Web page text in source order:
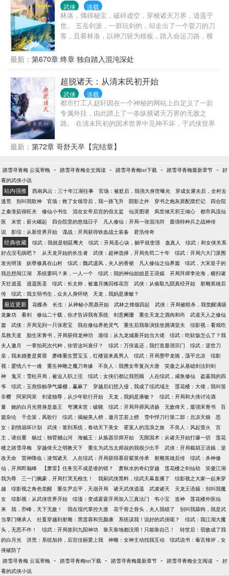
武侠 连载
林洛，偶得秘宝，破碎虚空，穿梭诸天万界，逍遥于
世。 五岳剑派，一群玩剑的，却走出了一个耍刀的刀
客，且看林洛，以神刀斩为模板，踏入命运刀路，横
怪，我自当一刀斩之。
最新： 第670章 终章 独自踏入混沌深处
超脱诸天：从清末民初开始
武侠 连载
都市打工人赵轩因在一个神秘的网站上自定义了一款
专属外挂，由此踏上了一条纵横诸天万界的无敌之
路。 在清末民初的国术世界中见神不坏，于武侠世界
世界中证道圣人……
最新： 第72章 哥舒天卒【完结章】
踏雪寻青梅 云笺寄晚 - 踏雪寻青梅全文阅读 - 踏雪寻青梅txt下载 - 踏雪寻青梅最新章节 - 好
看的武侠小说
站内强推 西南风云：三十年江湖往事 官场：被贬后，我强大身世曝光
穿成女屠夫后，全村去
逃荒
别叫我歌神 官场：救了女领导后，我一路飞升 阴影之外 穿书之炮灰原配摆烂记
四合院
之秦淮茹很旺夫
修仙小书生 混在女帝后宫的假太监 仙灵图谱 凤世倾天邪王倾心
都市风流仙
医
末世：薪火崛起 四合院里的悠哉日子 凡人修仙：开局一张混沌符
最强特种兵之战神传
说
影综：从新世界开始 谍战：开局获得铁血战士装备 君浩传奇
经典收藏 综武：我就是朝廷鹰犬 综武：开局圣心诀，躺平就变强 蛊真人
综武：和女侠关系
好点没毛病吧？
从天龙开始的长生者 武侠：超神选择，开局先苟二十年
综武：开局六大门派围
攻光明顶
妖孽修真在山村 综武：魏武遗风，夫人的香裙 凡人修仙之仙界篇
综武，大宋皇子的
我总想闯江湖
系统要吗？来，一人一个 综武：我的神仙姐姐是王语嫣
开局拜师李沧海，横扫诸
天壮逍遥
逍遥医圣 综武：长太帅，被邀月擒回移花宫 武侠：从偷取九阴真经开始
射雕英雄后
传
综武：我文弱书生，众夫人身怀绝 天龙，我妈是康敏？
最近更新 花蝶杀 长生：从神秘小黑鼎开始 武林之烽烟四起
武侠：开局被暗杀，我觉醒满级
龙象功
看剑 修仙二十载，你才告诉我有系统 剑意阑珊 重生天龙之酒肉和尚
武道天人之修仙
篇
武侠：开局见到一只张君宝 我在修仙界抢灵气 重生后我靠演技坐拥满堂夫
综影视：看戏吃
瓜救天道
胎生宋青书，开局获得龙神功 港综：从九龙城寨开始当大佬
综武：吃软饭怎么了？我
夫人邀月
一掌拍死次代种，你管这叫衰仔？ 综武：万倍返还，我打造最强宗门
综武：逆世刀
皇，我未婚妻是黄蓉
萧峰重生贾宝玉，红楼迎来真男人 综武：开局墨甲龙骑，荡平北凉
综影
视：爱情八十一难
重生神雕之魔刀奇缘 不良人：我携女帝复兴大唐
笑傲之从基础剑法到剑
神
鬼灭：雪柱开局，被迫入职上弦 综武：女侠们都让我照顾 人在综武，咸鱼修仙
盗墓我的四
爷
综武：玉燕惊鲵孕气爆棚，赢麻了 穿越后幻想入侵，我成了综武域主
莲花楼：大佬，我叫笛
非樱
阿呆阿呆 剑道独尊，从少年歌行开始 天龙，我妈是康敏？
综武：开局和大侠讨论酒
量
她的白月光替身是蛊王 穹渊末世：破晓 综武：开局拜师风清扬 无敌倚天，最强宋青书
百
篇杂论
千念策，凤歌行 综武：揭秘美人榜，邀月芷若上榜 雪中悍刀行第二部：北凉天狼
恶
女：剧情崩坏计划
武侠：签到系统，卷动天下美女 霍某人的流浪之旅 不良人：风起萤火
宫
主，请自重
杨过：独臂撼山河 海贼王：从炼器宗师开始 无限国术：从诸天开始打爆一切
莲花
楼之踏雪寻梅
穿越倚天之明教天下 重生为武当太师叔的我很少出手
武侠：开局截胡王语嫣，逆
改天命
雷神降临：凌驾诸天 人在综武：开局获得慕容紫英传承 射雕英雄后传
综武：杀神修
仙，开局即巅峰
【萧雷】任务完不成是谁的错？ 萧秋水的奇幻穿越 莲花楼之剑仙劫
笑傲江湖
我为尊
三一门腕豪，开局打哭无根生！ 我刷武侠黑料，综武天幕直播了
综影视之大家一起来穿
越
综影视之角色觉醒 重生尹志平，天崩开局 诸天武侠逍遥 武凌诸天
天龙王语嫣：别叫我魔
女
综影视：从武侠世界开始 综漫：变成藿藿开局加入三真法门 韦小宝 造神
莲花楼外医仙
来
我，乔峰，天下无敌！ 我在现代掌控大唐 花千骨之骨头，夫人我错了
别叫我舔狗，我是武
当掌门继承人
社畜穿越到射雕：黑莲蓉和完颜康 系统误我！说好的武侠呢？
综武：我江湖大魔
头，无恶不作！
综武：开局签到九阳神功 靠天靠地都没用！只能靠自己！
转世后：宿敌成了我
的白月光
洪荒：系统加持，后宫佳丽爱上我 神雕：女神主动找我互动
综武说书：毒舌辣评，女
侠破防了
踏雪寻青梅 云笺寄晚 - 踏雪寻青梅txt下载 - 踏雪寻青梅最新章节 - 踏雪寻青梅全文阅读 - 好
看的武侠小说